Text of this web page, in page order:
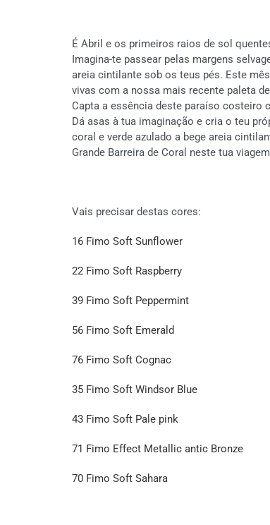
É Abril e os primeiros raios de sol
Imagina-te passear pelas margens
areia cintilante sob os teus pés. Este
vivas com a nossa mais recente paleta
Capta a essência deste paraíso costeiro
Dá asas à tua imaginação e cria o teu
coral e verde azulado a bege areia
Grande Barreira de Coral neste tua
Vais precisar destas cores:
16 Fimo Soft Sunflower
22 Fimo Soft Raspberry
39 Fimo Soft Peppermint
56 Fimo Soft Emerald
76 Fimo Soft Cognac
35 Fimo Soft Windsor Blue
43 Fimo Soft Pale pink
71 Fimo Effect Metallic antic Bronze
70 Fimo Soft Sahara